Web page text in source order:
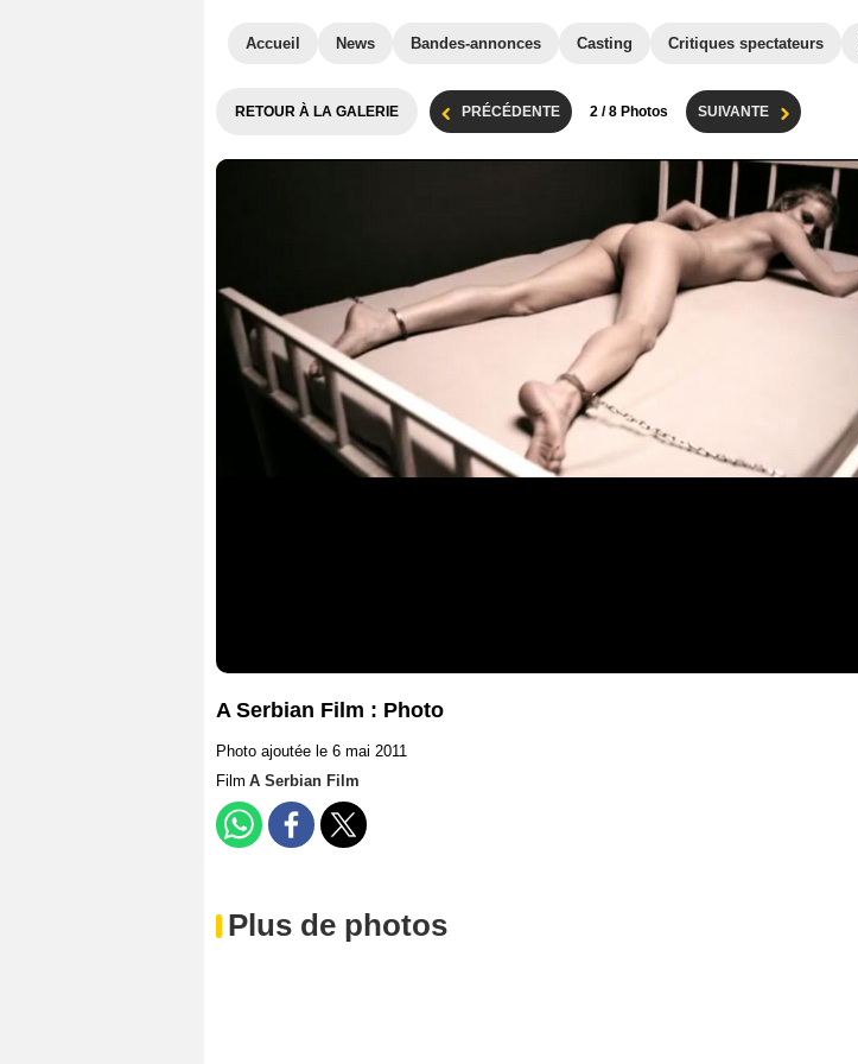
Accueil News Bandes-annonces Casting Critiques spectateurs
RETOUR À LA GALERIE PRÉCÉDENTE 2 / 8 Photos SUIVANTE
A Serbian Film : Photo
Photo ajoutée le 6 mai 2011
Film A Serbian Film
Plus de photos